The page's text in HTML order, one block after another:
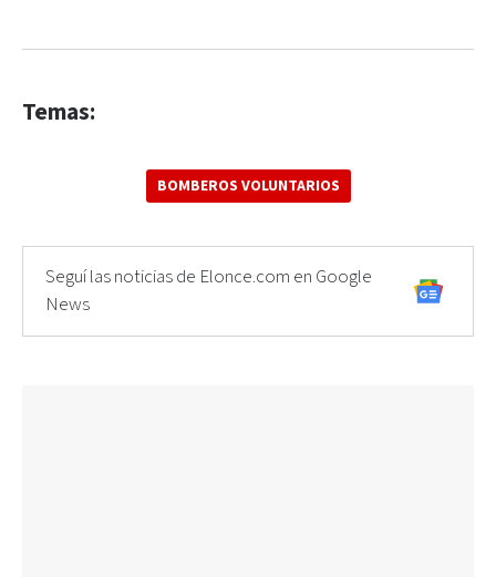
Temas:
BOMBEROS VOLUNTARIOS
Seguí las noticias de Elonce.com en Google
News